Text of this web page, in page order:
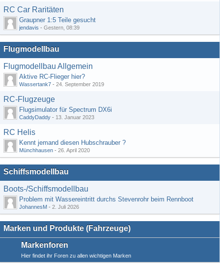
RC Car Raritäten
Graupner 1:5 Teile gesucht
jendavis - Gestern, 08:39
Flugmodellbau
Flugmodellbau Allgemein
Aktive RC-Flieger hier?
Wassertank7 - 24. September 2019
RC-Flugzeuge
Flugsimulator für Spectrum DX6i
CaddyDaddy - 13. Januar 2023
RC Helis
Kennt jemand diesen Hubschrauber ?
Münchhausen - 26. April 2020
Schiffsmodellbau
Boots-/Schiffsmodellbau
Problem mit Wassereintritt durchs Stevenrohr beim Rennboot
JohannesM - 2. Juli 2026
Marken und Produkte (Fahrzeuge)
Markenforen
Hier findet ihr Foren zu allen wichtigen Marken